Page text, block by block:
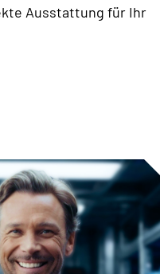
Ausstattung für Ihr